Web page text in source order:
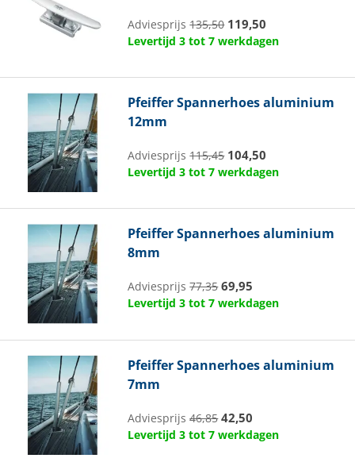
Adviesprijs135,50 119,50
Levertijd 3 tot 7 werkdagen
PfeifferSpannerhoes aluminium
12mm
Adviesprijs115,45 104,50
Levertijd 3 tot 7 werkdagen
PfeifferSpannerhoes aluminium
8mm
Adviesprijs77,35 69,95
Levertijd 3 tot 7 werkdagen
PfeifferSpannerhoes aluminium
7mm
Adviesprijs46,85 42,50
Levertijd 3 tot 7 werkdagen